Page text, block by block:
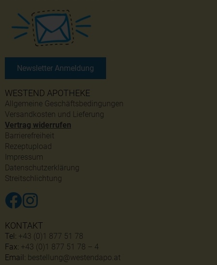
WESTEND APOTHEKE
Allgemeine Geschäftsbedingungen
Versandkosten und Lieferung
Vertrag widerrufen
Barrierefreiheit
Rezeptupload
Impressum
Datenschutzerklärung
Streitschlichtung
Newsletter Anmeldung
KONTAKT
Tel: +43 (0)1 877 51 78
Fax: +43 (0)1 877 51 78 – 4
Email: bestellung@westendapo.at